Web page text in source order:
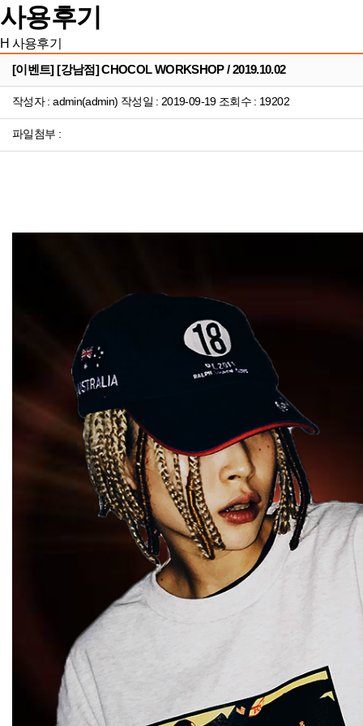
사용후기
H 사용후기
[이벤트] [강남점] CHOCOL WORKSHOP / 2019.10.02
작성자 : admin(admin) 작성일 : 2019-09-19 조회수 : 19202
파일첨부 :